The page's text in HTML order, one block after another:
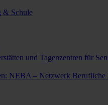
& Schule
und Tagenzentren für
NEBA – Netzwerk Berufliche